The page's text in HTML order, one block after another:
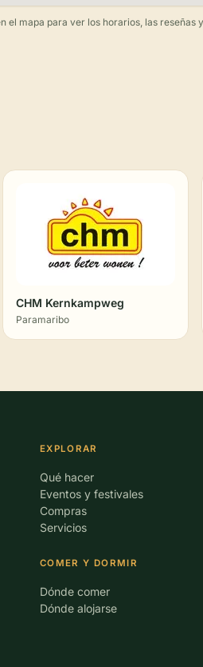
el mapa para ver los horarios, las reseñas
CHM Kernkampweg
Paramaribo
EXPLORAR
Qué hacer
Eventos y festivales
Compras
Servicios
COMER Y DORMIR
Dónde comer
Dónde alojarse